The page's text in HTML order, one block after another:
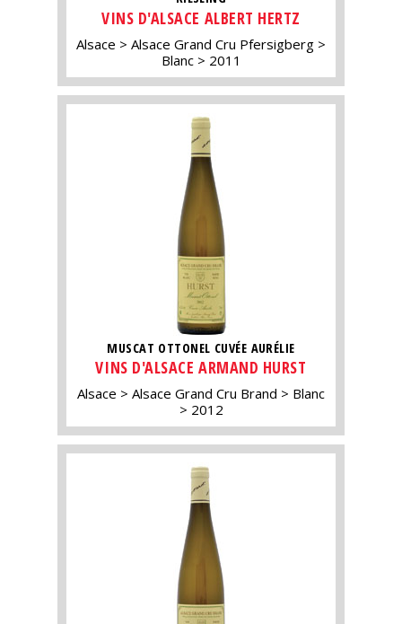
VINS D'ALSACE ALBERT HERTZ
Alsace
Alsace Grand Cru Pfersigberg
Blanc
2011
MUSCAT OTTONEL CUVÉE AURÉLIE
VINS D'ALSACE ARMAND HURST
Alsace Alsace Grand Cru Brand
Blanc
2012